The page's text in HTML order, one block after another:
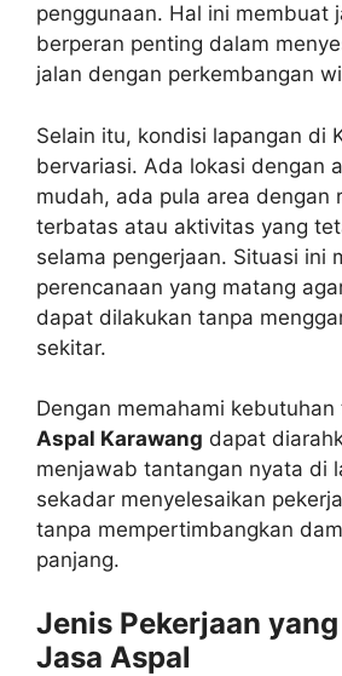
penggunaan. Hal ini membuat
berperan penting dalam
jalan dengan perkembangan
Selain itu, kondisi lapangan di
bervariasi. Ada lokasi dengan
mudah, ada pula area dengan
terbatas atau aktivitas yang
selama pengerjaan. Situasi ini
perencanaan yang matang
dapat dilakukan tanpa
sekitar.
Dengan memahami
Aspal Karawang dapat
menjawab tantangan nyata di
sekadar menyelesaikan
tanpa mempertimbangkan
panjang.
Jenis Pekerjaan
Jasa Aspal